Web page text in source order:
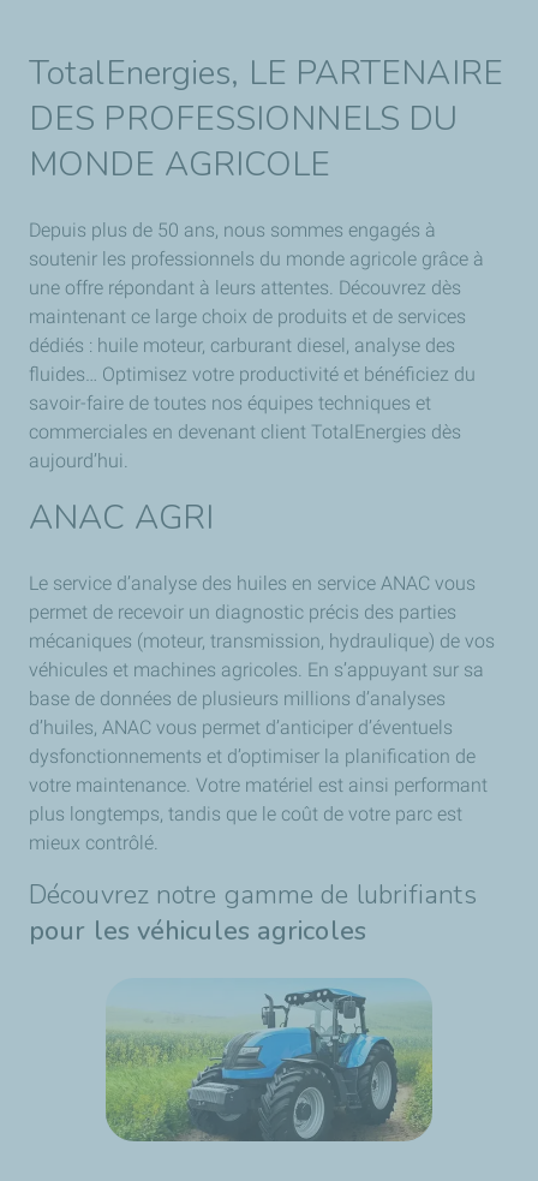
TotalEnergies, LE PARTENAIRE
DES PROFESSIONNELS DU
MONDE AGRICOLE
Depuis plus de 50 ans, nous sommes engagés à
soutenir les professionnels du monde agricole grâce à
une offre répondant à leurs attentes. Découvrez dès
maintenant ce large choix de produits et de services
dédiés : huile moteur, carburant diesel, analyse des
fluides… Optimisez votre productivité et bénéficiez du
savoir-faire de toutes nos équipes techniques et
commerciales en devenant client TotalEnergies dès
aujourd’hui.
ANAC AGRI
Le service d’analyse des huiles en service ANAC vous
permet de recevoir un diagnostic précis des parties
mécaniques (moteur, transmission, hydraulique) de vos
véhicules et machines agricoles. En s’appuyant sur sa
base de données de plusieurs millions d’analyses
d’huiles, ANAC vous permet d’anticiper d’éventuels
dysfonctionnements et d’optimiser la planification de
votre maintenance. Votre matériel est ainsi performant
plus longtemps, tandis que le coût de votre parc est
mieux contrôlé.
Découvrez notre gamme de lubrifiants
pour les véhicules agricoles